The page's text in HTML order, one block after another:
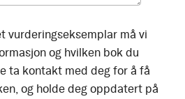
vurderingseksemplar må vi
og hvilken bok du
ta kontakt med deg for å få
og holde deg oppdatert på